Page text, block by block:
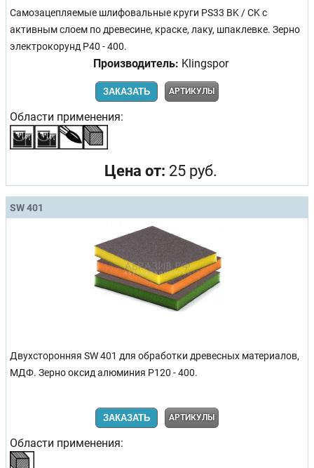
Самозацепляемые шлифовальные круги PS33 BK / CK с
активным слоем по древесине, краске, лаку, шпаклевке. Зерно
электрокорунд Р40 - 400.
Производитель: Klingspor
ЗАКАЗАТЬ АРТИКУЛЫ
Области применения:
Цена от: 25 руб.
SW 401
Двухсторонняя SW 401 для обработки древесных материалов,
МДФ. Зерно оксид алюминия Р120 - 400.
ЗАКАЗАТЬ АРТИКУЛЫ
Области применения: